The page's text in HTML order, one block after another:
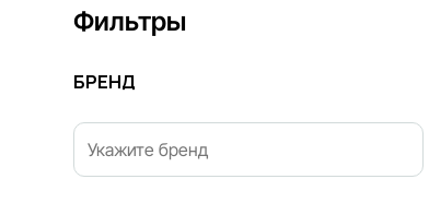
Фильтры
БРЕНД